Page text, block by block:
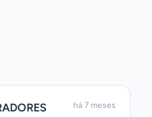
há 7 meses